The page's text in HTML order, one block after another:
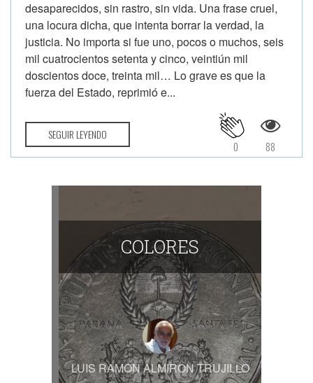
desaparecidos, sin rastro, sin vida. Una frase cruel,
una locura dicha, que intenta borrar la verdad, la
justicia. No importa si fue uno, pocos o muchos, seis
mil cuatrocientos setenta y cinco, veintiún mil
doscientos doce, treinta mil… Lo grave es que la
fuerza del Estado, reprimió e...
SEGUIR LEYENDO
88
0
COLORES
LUIS RAMON ALMIRON TRUJILLO